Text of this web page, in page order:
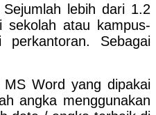
lebih dari 1.2
sekolah atau kampus-
Sebagai
Word yang dipakai
angka menggunakan